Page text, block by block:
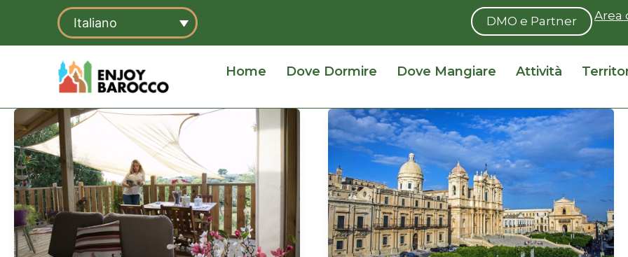
contenuto
Italiano DMO e Partner Area
Home Dove Dormire Dove Mangiare Attività